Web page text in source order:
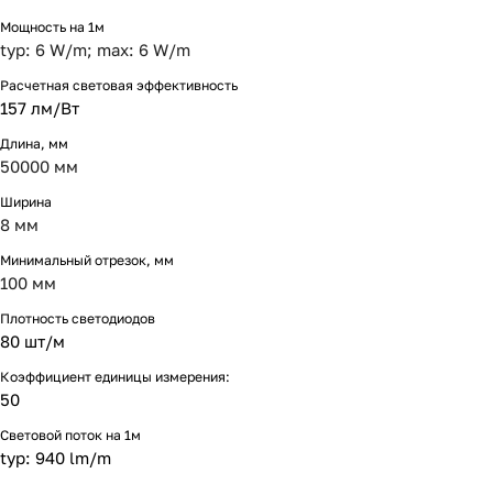
Мощность на 1м
typ: 6 W/m; max: 6 W/m
Расчетная световая эффективность
157 лм/Вт
Длина, мм
50000 мм
Ширина
8 мм
Минимальный отрезок, мм
100 мм
Плотность светодиодов
80 шт/м
Коэффициент единицы измерения:
50
Световой поток на 1м
typ: 940 lm/m